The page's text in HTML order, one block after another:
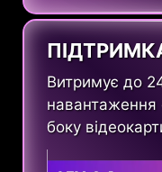
Витримує до
боку